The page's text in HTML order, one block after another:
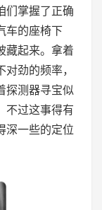
们掌握了正确
车的座椅下
藏起来。拿着
劲的频率，
探测器寻宝似
不过这事得有
深一些的定位